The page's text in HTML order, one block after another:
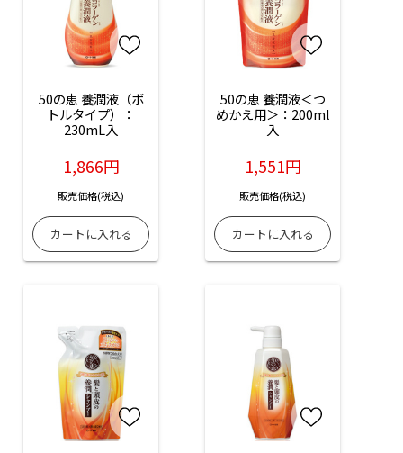
50の恵 養潤液（ボ
トルタイプ）：
230mL入
1,866円
販売価格(税込)
50の恵 養潤液＜つ
めかえ用＞：200ml
入
1,551円
販売価格(税込)